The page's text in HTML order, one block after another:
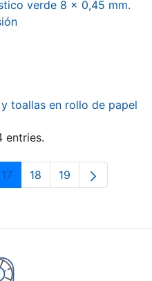
verde 8 x 0,45 mm.
toallas en rollo de papel
entries.
Pages Use TAB to
Page
17 Page
18 Page
19